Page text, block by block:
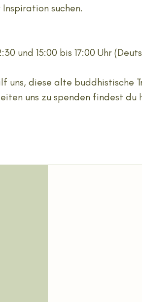
suchen.
und 15:00 bis 17:00 Uhr
uns, diese alte buddhistische
uns zu spenden findest du